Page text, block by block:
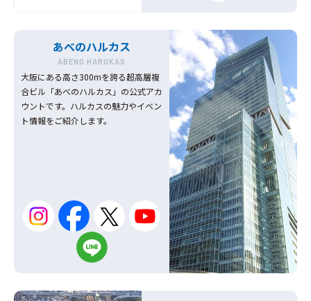
あべのハルカス
ABENO HARUKAS
大阪にある高さ300mを誇る超高層複
合ビル「あべのハルカス」の公式アカ
ウントです。ハルカスの魅力やイベン
ト情報をご紹介します。